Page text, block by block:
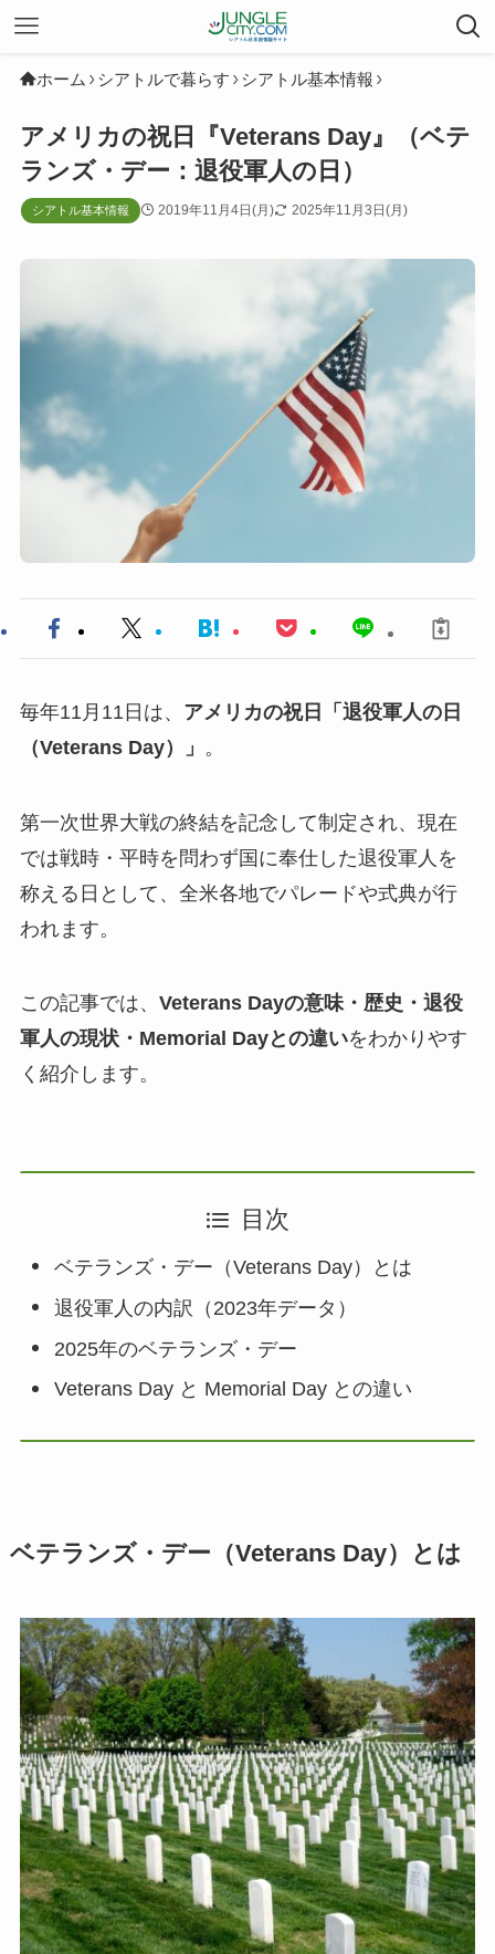
ホーム シアトルで暮らす シアトル基本情報
アメリカの祝日『Veterans Day』（ベテ
ランズ・デー：退役軍人の日）
シアトル基本情報 2019年11月4日(月) 2025年11月3日(月)
毎年11月11日は、 アメリカの祝日「退役軍人の日
（Veterans Day）」 。
第一次世界大戦の終結を記念して制定され、現在
では戦時・平時を問わず国に奉仕した退役軍人を
称える日として、全米各地でパレードや式典が行
われます。
この記事では、 Veterans Dayの意味・歴史・退役
軍人の現状・Memorial Dayとの違いをわかりやす
く紹介します。
目次
ベテランズ・デー（Veterans Day）とは
退役軍人の内訳（2023年データ）
2025年のベテランズ・デー
Veterans Day と Memorial Day との違い
ベテランズ・デー（Veterans Day）とは